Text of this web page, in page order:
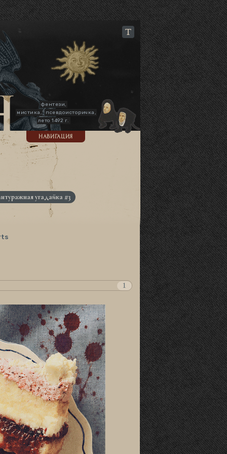
фентези,
мистика,
псевдоисторичка,
лето 1492 г.
НАВИГАЦИЯ
угадайка #3
1